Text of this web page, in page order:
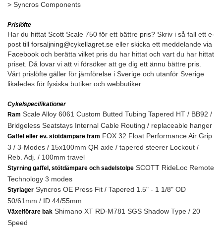
> Syncros Components
Prislöfte
Har du hittat Scott Scale 750 för ett bättre pris? Skriv i så fall ett e-
post till forsaljning@cykellagret.se eller skicka ett meddelande via
Facebook och berätta vilket pris du har hittat och vart du har hittat
priset. Då lovar vi att vi försöker att ge dig ett ännu bättre pris.
Vårt prislöfte gäller för jämförelse i Sverige och utanför Sverige
likaledes för fysiska butiker och webbutiker.
Cykelspecifikationer
Ram Scale Alloy 6061 Custom Butted Tubing Tapered HT / BB92 /
Bridgeless Seatstays Internal Cable Routing / replaceable hanger
Gaffel eller ev. stötdämpare fram FOX 32 Float Performance Air Grip
3 / 3-Modes / 15x100mm QR axle / tapered steerer Lockout /
Reb. Adj. / 100mm travel
Styrning gaffel, stötdämpare och sadelstolpe SCOTT RideLoc Remote
Technology 3 modes
Styrlager Syncros OE Press Fit / Tapered 1.5" - 1 1/8" OD
50/61mm / ID 44/55mm
Växelförare bak Shimano XT RD-M781 SGS Shadow Type / 20
Speed